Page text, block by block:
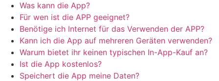
Was kann die App?
Für wen ist die APP geeignet?
Benötige ich Internet für das Verwenden der APP?
Kann ich die App auf mehreren Geräten verwenden?
Warum bietet ihr keinen typischen In-App-Kauf an?
Ist die App kostenlos?
Speichert die App meine Daten?